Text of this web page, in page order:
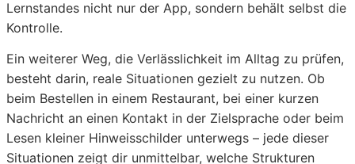
Lernstandes nicht nur der App, sondern behält selbst die
Kontrolle.
Ein weiterer Weg, die Verlässlichkeit im Alltag zu prüfen,
besteht darin, reale Situationen gezielt zu nutzen. Ob
beim Bestellen in einem Restaurant, bei einer kurzen
Nachricht an einen Kontakt in der Zielsprache oder beim
Lesen kleiner Hinweisschilder unterwegs – jede dieser
Situationen zeigt dir unmittelbar, welche Strukturen